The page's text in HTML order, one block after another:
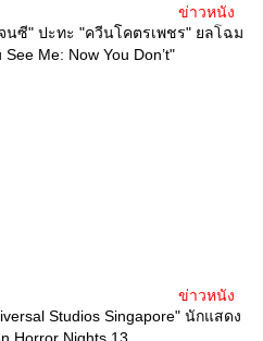
นซี" ปะทะ "ควีนโคตรเพชร" ยลโฉม
Me: Now You Don’t"
ข่าวหนัง
Studios Singapore" นักแสดง
ข่าวหนัง